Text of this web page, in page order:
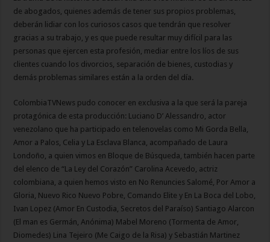
de abogados, quienes además de tener sus propios problemas,
deberán lidiar con los curiosos casos que tendrán que resolver
gracias a su trabajo, y es que puede resultar muy difícil para las
personas que ejercen esta profesión, mediar entre los líos de sus
clientes cuando los divorcios, separación de bienes, custodias y
demás problemas similares están a la orden del día.
ColombiaTVNews pudo conocer en exclusiva a la que será la pareja
protagónica de esta producción: Luciano D’ Alessandro, actor
venezolano que ha participado en telenovelas como Mi Gorda Bella,
Amor a Palos, Celia y La Esclava Blanca, acompañado de Laura
Londoño, a quien vimos en Bloque de Búsqueda, también hacen parte
del elenco de “La Ley del Corazón” Carolina Acevedo, actriz
colombiana, a quien hemos visto en No Renuncies Salomé, Por Amor a
Gloria, Nuevo Rico Nuevo Pobre, Comando Elite y En La Boca del Lobo,
Ivan Lopez (Amor En Custodia, Secretos del Paraíso) Santiago Alarcon
(El man es Germán, Anónima) Mabel Moreno (Tormenta de Amor,
Diomedes) Lina Tejeiro (Me Caigo de la Risa) y Sebastián Martinez